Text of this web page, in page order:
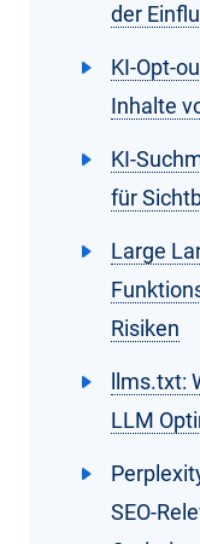
der
KI-Opt-
Inhalte
KI-
für
Large
Risiken
llms.txt:
LLM
SEO-